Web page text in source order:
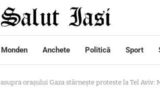
Monden Anchete Politică Sport
oraşului Gaza stârneşte proteste la Tel